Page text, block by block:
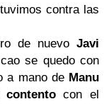
contra las
de nuevoJavi
se quedo con
a mano de Manu
contentocon el